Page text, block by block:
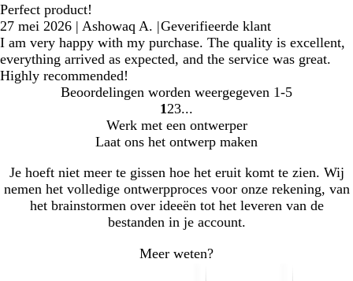
Perfect product!
27 mei 2026 | Ashowaq A. |Geverifieerde klant
I am very happy with my purchase. The quality is excellent,
everything arrived as expected, and the service was great.
Highly recommended!
Beoordelingen worden weergegeven 1-5
Naar
pagina
1 Naar
pagina
2 Naar
pagina
3
Werk met een ontwerper
Laat ons het ontwerp maken
Je hoeft niet meer te gissen hoe het eruit komt te zien. Wij
nemen het volledige ontwerpproces voor onze rekening, van
het brainstormen over ideeën tot het leveren van de
bestanden in je account.
Meer weten?